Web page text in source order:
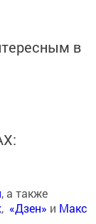
в
, а также
, «Дзен» и Макс